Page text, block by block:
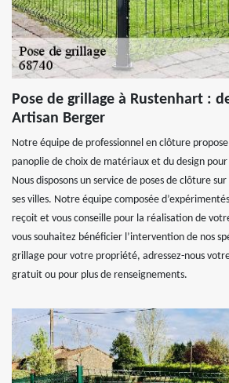
Pose de grillage à Rustenhart :
Artisan Berger
Notre équipe de professionnel en clôture
panoplie de choix de matériaux et du design
Nous disposons un service de poses de clôture
ses villes. Notre équipe composée
reçoit et vous conseille pour la réalisation de
vous souhaitez bénéficier l’intervention de nos
grillage pour votre propriété, adressez-nous
gratuit ou pour plus de renseignements.